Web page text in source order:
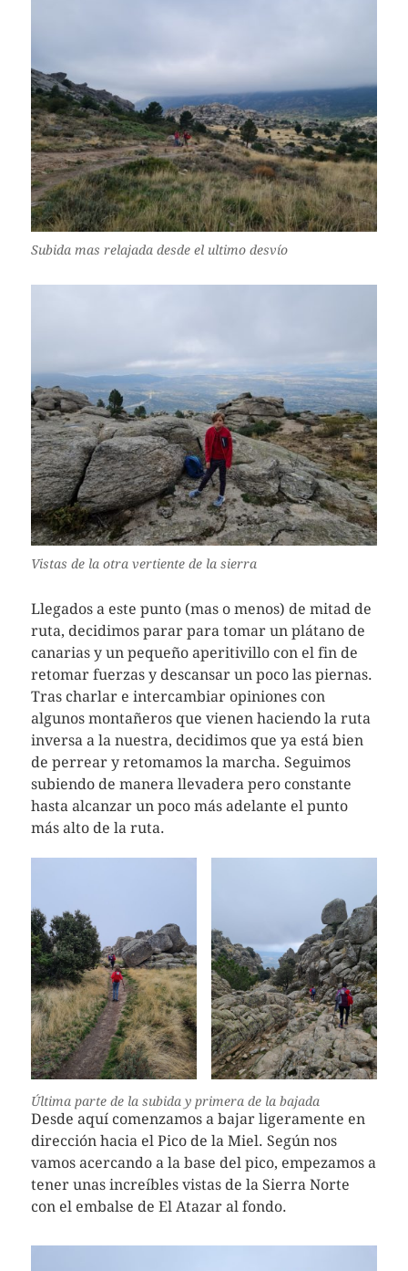
Subida mas relajada desde el ultimo desvío
Vistas de la otra vertiente de la sierra
Llegados a este punto (mas o menos) de mitad de
ruta, decidimos parar para tomar un plátano de
canarias y un pequeño aperitivillo con el fin de
retomar fuerzas y descansar un poco las piernas.
Tras charlar e intercambiar opiniones con
algunos montañeros que vienen haciendo la ruta
inversa a la nuestra, decidimos que ya está bien
de perrear y retomamos la marcha. Seguimos
subiendo de manera llevadera pero constante
hasta alcanzar un poco más adelante el punto
más alto de la ruta.
Última parte de la subida y primera de la bajada
Desde aquí comenzamos a bajar ligeramente en
dirección hacia el Pico de la Miel. Según nos
vamos acercando a la base del pico, empezamos a
tener unas increíbles vistas de la Sierra Norte
con el embalse de El Atazar al fondo.